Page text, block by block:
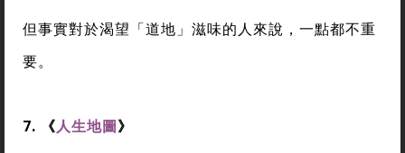
但事實對於渴望「道地」滋味的人來說，一點都不重
要。
7. 《人生地圖》